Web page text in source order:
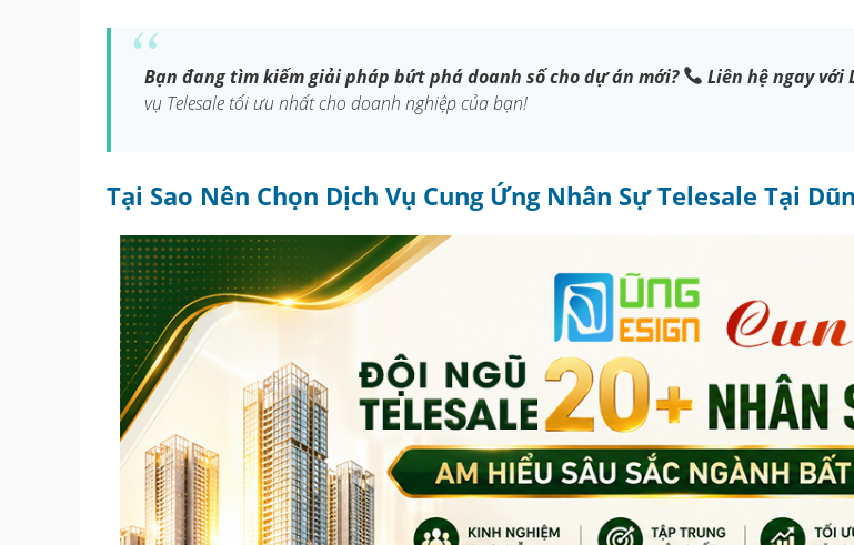
Bạn đang tìm kiếm giải pháp bứt phá doanh số cho dự án mới? Liên hệ ngay với
vụ Telesale tối ưu nhất cho doanh nghiệp của bạn!
Tại Sao Nên Chọn Dịch Vụ Cung Ứng Nhân Sự Telesale Tại